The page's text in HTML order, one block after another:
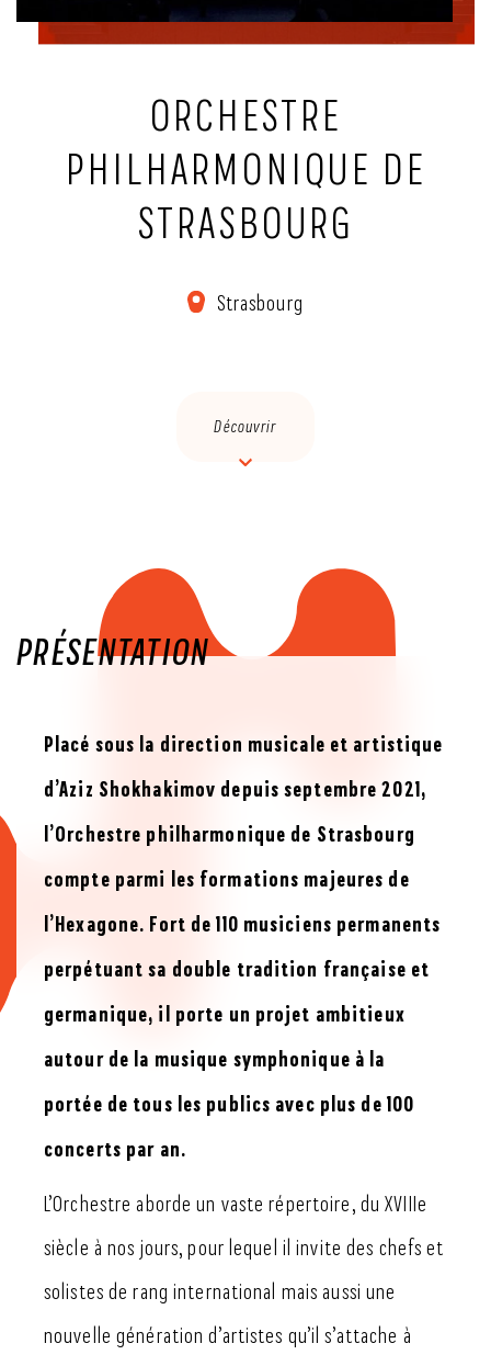
ORCHESTRE
PHILHARMONIQUE DE
STRASBOURG
Strasbourg
Découvrir
PRÉSENTATION
Placé sous la direction musicale et artistique
d’Aziz Shokhakimov depuis septembre 2021,
l’Orchestre philharmonique de Strasbourg
compte parmi les formations majeures de
l’Hexagone. Fort de 110 musiciens permanents
perpétuant sa double tradition française et
germanique, il porte un projet ambitieux
autour de la musique symphonique à la
portée de tous les publics avec plus de 100
concerts par an.
L’Orchestre aborde un vaste répertoire, du XVIIIe
siècle à nos jours, pour lequel il invite des chefs et
solistes de rang international mais aussi une
nouvelle génération d’artistes qu’il s’attache à